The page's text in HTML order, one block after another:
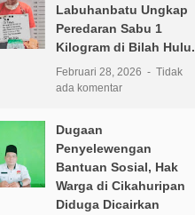
Labuhanbatu Ungkap
Peredaran Sabu 1
Kilogram di Bilah Hulu.
Februari 28, 2026
Tidak
ada komentar
Dugaan
Penyelewengan
Bantuan Sosial, Hak
Warga di Cikahuripan
Diduga Dicairkan